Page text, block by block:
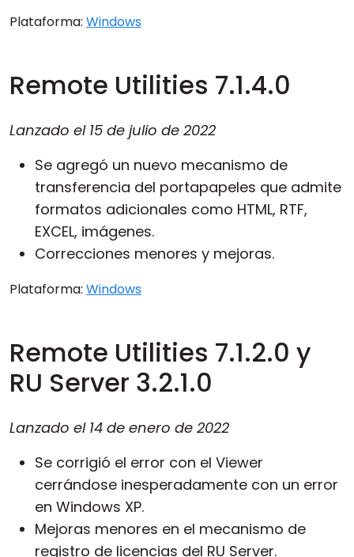
Plataforma: Windows
Remote Utilities 7.1.4.0
Lanzado el 15 de julio de 2022
Se agregó un nuevo mecanismo de
transferencia del portapapeles que admite
formatos adicionales como HTML, RTF,
EXCEL, imágenes.
Correcciones menores y mejoras.
Plataforma: Windows
Remote Utilities 7.1.2.0 y
RU Server 3.2.1.0
Lanzado el 14 de enero de 2022
Se corrigió el error con el Viewer
cerrándose inesperadamente con un error
en Windows XP.
Mejoras menores en el mecanismo de
registro de licencias del RU Server.